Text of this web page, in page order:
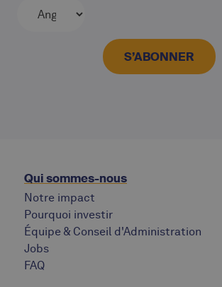
Qui sommes-nous
Notre impact
Pourquoi investir
Équipe & Conseil d'Administration
Jobs
‍FAQ